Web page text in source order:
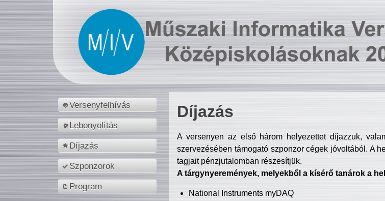
Versenyfelhívás
Lebonyolítás
Díjazás
Szponzorok
Program
Díjazás
A versenyen az első három helyezettet díjazzuk,
szervezésében támogató szponzor cégek jóvoltából. A
tagjait pénzjutalomban részesítjük.
A tárgynyeremények, melyekből a kísérő tanárok a
National Instruments myDAQ